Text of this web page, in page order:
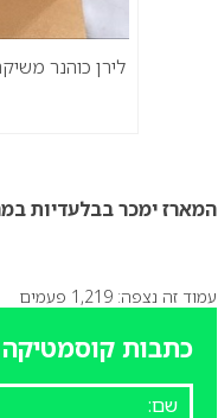
לירן כוהנר
המארז ימכר בבלעדיות
עמוד זה נצפה: 1,219 פעמים
כתבות קוסמטיקה